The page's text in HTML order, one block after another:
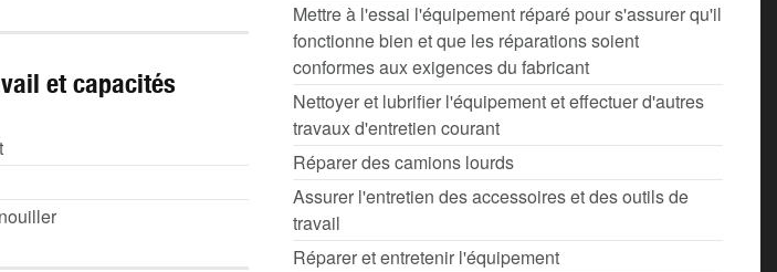
Mettre à l'essai l'équipement réparé pour s'assurer qu'il
fonctionne bien et que les réparations soient
conformes aux exigences du fabricant
Nettoyer et lubrifier l'équipement et effectuer d'autres
travaux d'entretien courant
Réparer des camions lourds
Assurer l'entretien des accessoires et des outils de
travail
Réparer et entretenir l'équipement
et capacités